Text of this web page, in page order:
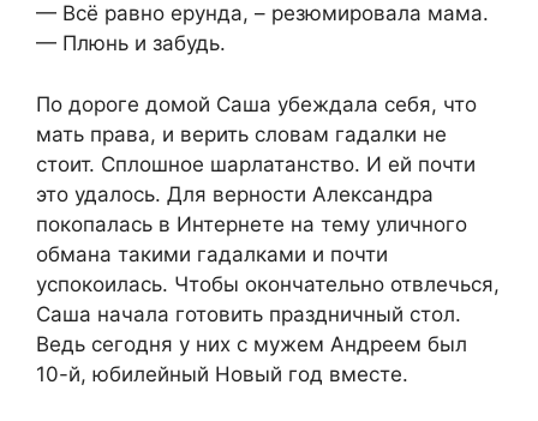
— Всё равно ерунда, – резюмировала мама.
— Плюнь и забудь.
По дороге домой Саша убеждала себя, что
мать права, и верить словам гадалки не
стоит. Сплошное шарлатанство. И ей почти
это удалось. Для верности Александра
покопалась в Интернете на тему уличного
обмана такими гадалками и почти
успокоилась. Чтобы окончательно отвлечься,
Саша начала готовить праздничный стол.
Ведь сегодня у них с мужем Андреем был
10-й, юбилейный Новый год вместе.